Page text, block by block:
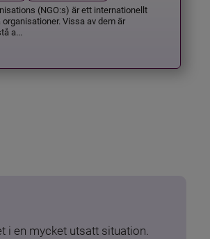
(NGO:s) är ett internationellt
Vissa av dem är
a...
i en mycket utsatt situation.